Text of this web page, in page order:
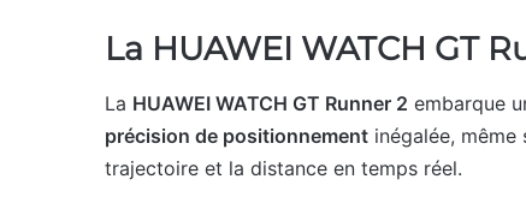
La HUAWEI WATCH GT
La HUAWEI WATCH GT Runner 2 embarque
précision de positionnement inégalée, même
trajectoire et la distance en temps réel.